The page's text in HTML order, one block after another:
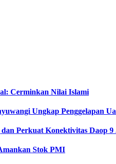
Cerminkan Nilai Islami
Ungkap Penggelapan
Perkuat Konektivitas Daop 9
Stok PMI